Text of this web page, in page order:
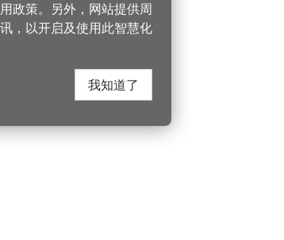
政策。另外，网站提供周
，以开启及使用此智慧化
我知道了